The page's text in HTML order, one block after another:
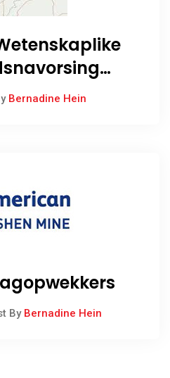
stuur van
Bernadine Hein
By Bernadine Hein